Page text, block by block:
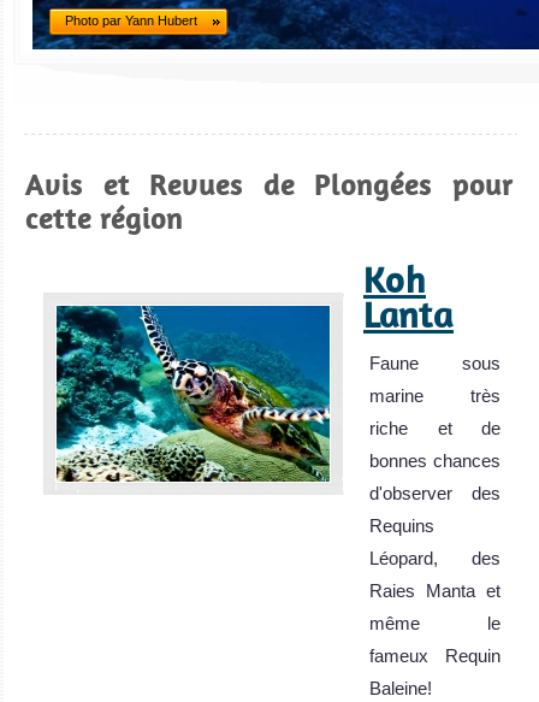
Photo par Yann Hubert
Avis et Revues de Plongées pour
cette région
Koh
Lanta
Faune sous
marine très
riche et de
bonnes chances
d'observer des
Requins
Léopard, des
Raies Manta et
même le
fameux Requin
Baleine!